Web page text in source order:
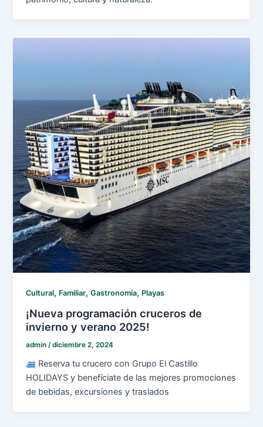
Cultural, Familiar,Gastronomía, Playas
¡Nueva programación cruceros de
invierno y verano 2025!
admin /diciembre 2, 2024
Reserva tu crucero con Grupo El Castillo
HOLIDAYS y benefíciate de las mejores promociones
de bebidas, excursiones y traslados